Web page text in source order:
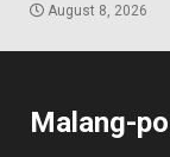
August 8, 2026
Malang-